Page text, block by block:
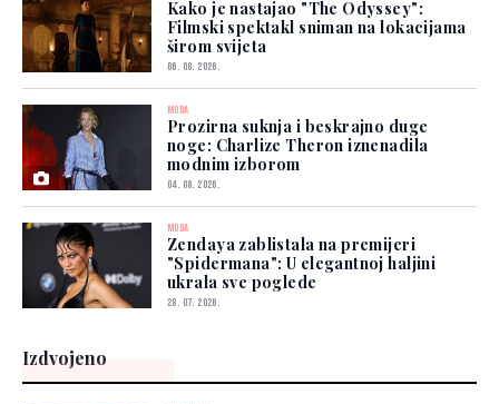
Kako je nastajao "The Odyssey":
Filmski spektakl sniman na lokacijama
širom svijeta
06. 08. 2026.
MODA
Prozirna suknja i beskrajno duge
noge: Charlize Theron iznenadila
modnim izborom
04. 08. 2026.
MODA
Zendaya zablistala na premijeri
"Spidermana": U elegantnoj haljini
ukrala sve poglede
28. 07. 2026.
Izdvojeno